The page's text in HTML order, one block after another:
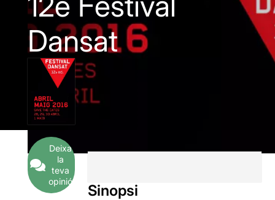
Dansat
Deixa
la
teva
opinió
Sinopsi